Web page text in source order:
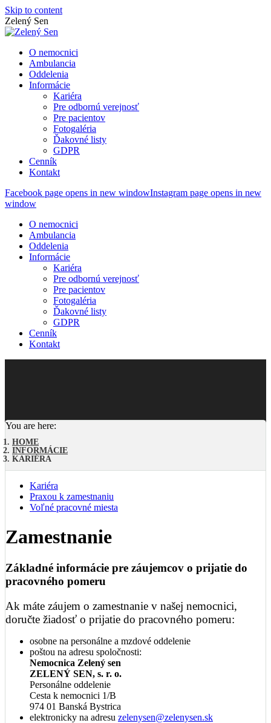
Skip to content
Zelený Sen
O nemocnici
Ambulancia
Oddelenia
Informácie
Kariéra
Pre odbornú verejnosť
Pre pacientov
Fotogaléria
Ďakovné listy
GDPR
Cenník
Kontakt
Facebook page opens in new windowInstagram page opens in new
window
O nemocnici
Ambulancia
Oddelenia
Informácie
Kariéra
Pre odbornú verejnosť
Pre pacientov
Fotogaléria
Ďakovné listy
GDPR
Cenník
Kontakt
You are here:
HOME
INFORMÁCIE
KARIÉRA
Kariéra
Praxou k zamestnaniu
Voľné pracovné miesta
Zamestnanie
Základné informácie pre záujemcov o prijatie do
pracovného pomeru
Ak máte záujem o zamestnanie v našej nemocnici,
doručte žiadosť o prijatie do pracovného pomeru:
osobne na personálne a mzdové oddelenie
poštou na adresu spoločnosti:
Nemocnica Zelený sen
ZELENÝ SEN, s. r. o.
Personálne oddelenie
Cesta k nemocnici 1/B
974 01 Banská Bystrica
elektronicky na adresu zelenysen@zelenysen.sk